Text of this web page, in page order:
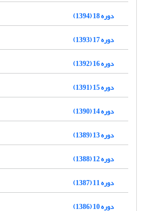
دوره 18 (1394)
دوره 17 (1393)
دوره 16 (1392)
دوره 15 (1391)
دوره 14 (1390)
دوره 13 (1389)
دوره 12 (1388)
دوره 11 (1387)
دوره 10 (1386)